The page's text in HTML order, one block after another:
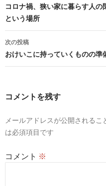
稿
ナ
ビ
ゲ
シ
ン
コロナ禍、狭い家に暮らす人の
という場所
次の投稿
おけいこに持っていくものの準
コメントを残す
メールアドレスが公開されるこ
は必須項目です
コメント ※